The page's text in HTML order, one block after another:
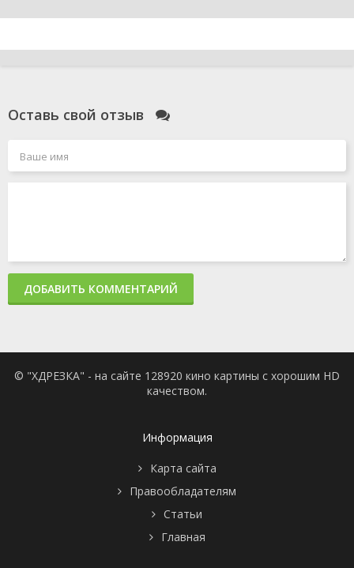
Оставь свой отзыв
ДОБАВИТЬ КОММЕНТАРИЙ
© "ХДРЕЗКА" - на сайте 128920 кино картины с хорошим HD
качеством.
Информация
Карта сайта
Правообладателям
Статьи
Главная